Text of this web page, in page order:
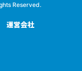
Reserved.
運営会社